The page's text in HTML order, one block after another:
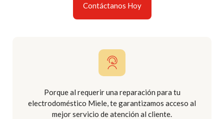
Contáctanos Hoy
Porque al requerir una reparación para tu
electrodoméstico Miele, te garantizamos acceso al
mejor servicio de atención al cliente.